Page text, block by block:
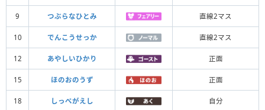
9 つぶらなひとみ 直線2マス
10 でんこうせっか 直線2マス
12 あやしいひかり 正面
15 ほのおのうず 正面
18 しっぺがえし 自分